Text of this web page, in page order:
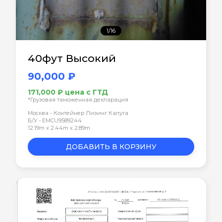
1/16
40фут Высокий
90,000 ₽
171,000 ₽ цена с ГТД
*Грузовая таможенная декларация
Москва - Контейнер Лизинг Калуга
Б/У • EMCU9589244
12.19m x 2.44m x 2.89m
ДОБАВИТЬ В КОРЗИНУ